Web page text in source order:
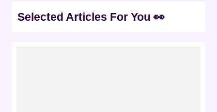
Selected Articles For You 👀